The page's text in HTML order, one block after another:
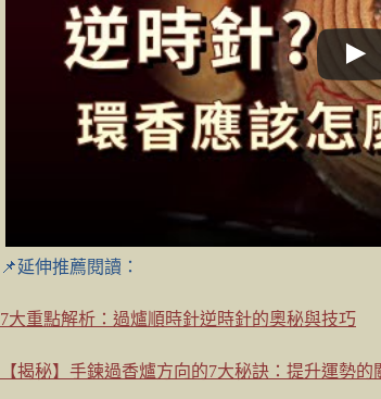
📌延伸推薦閱讀：
7大重點解析：過爐順時針逆時針的奧秘與技巧
【揭秘】手鍊過香爐方向的7大秘訣：提升運勢的